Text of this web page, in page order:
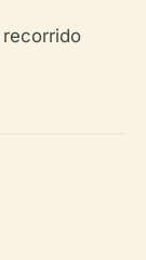
recorrido